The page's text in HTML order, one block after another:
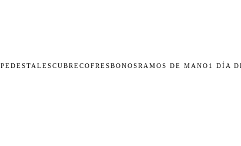
PEDESTALESCUBRECOFRESBONOSRAMOS DE MANO 1 DÍA